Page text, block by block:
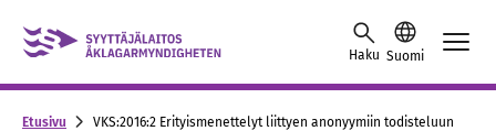
Skip to content -saavutettavuusohje
Haku Suomi
Etusivu VKS:2016:2 Erityismenettelyt liittyen anonyymiin todisteluun